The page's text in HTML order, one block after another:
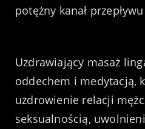
potężny kanał
Uzdrawiający masaż
oddechem i medytacją,
uzdrowienie relacji
seksualnością,